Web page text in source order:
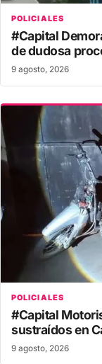
POLICIALES
#Capital
de dudosa
9 agosto, 2026
POLICIALES
#Capital
sustraídos en
9 agosto, 2026